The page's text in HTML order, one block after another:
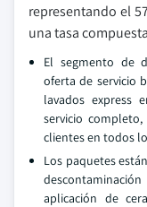
representando el
una tasa
El segmento de
oferta de servicio
lavados express
servicio
clientes en todos
Los paquetes
aplicación de